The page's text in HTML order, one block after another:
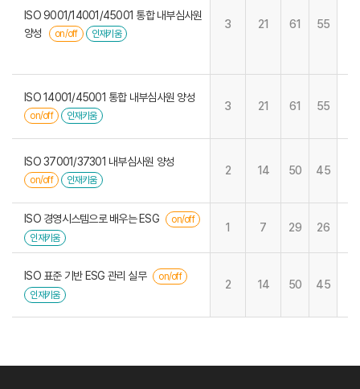
ISO 9001/14001/45001 통합 내부심사원
양성
on/off 인재키움
3 21 61 55
ISO 14001/45001 통합 내부심사원 양성
on/off 인재키움
3 21 61 55
ISO 37001/37301 내부심사원 양성
on/off 인재키움
2 14 50 45
ISO 경영시스템으로 배우는 ESG
on/off
인재키움
1 7 29 26
ISO 표준 기반 ESG 관리 실무
on/off
인재키움
2 14 50 45